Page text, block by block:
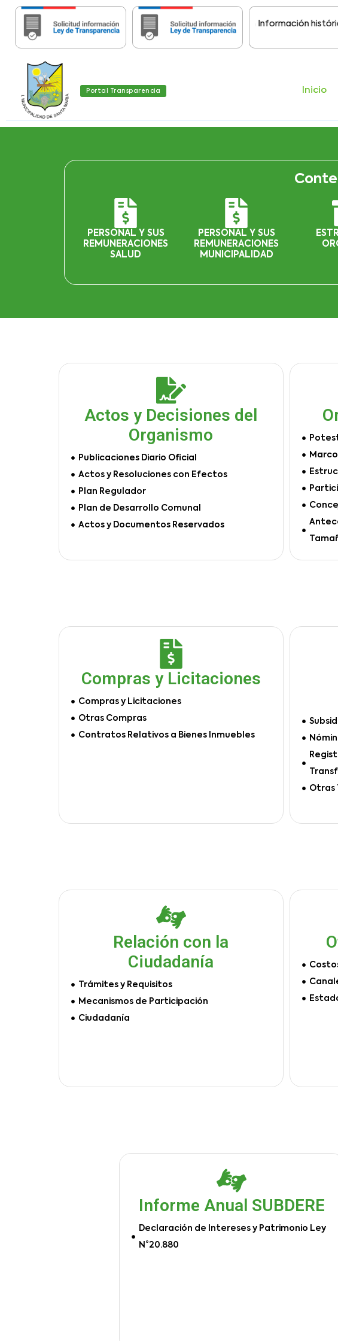
Importante: Estas páginas contienen Información histórica de
Portal Transparencia Inicio
PERSONAL Y SUS
REMUNERACIONES
SALUD
PERSONAL Y SUS
REMUNERACIONES
MUNICIPALIDAD
Actos y Decisiones del
Organismo
Publicaciones Diario Oficial
Actos y Resoluciones con Efectos
Plan Regulador
Plan de Desarrollo Comunal
Actos y Documentos Reservados
Compras y Licitaciones
Compras y Licitaciones
Otras Compras
Contratos Relativos a Bienes Inmuebles
Otras
Relación con la
Ciudadanía
Trámites y Requisitos
Mecanismos de Participación
Ciudadanía
Informe Anual SUBDERE
Declaración de Intereses y Patrimonio Ley
N°20.880